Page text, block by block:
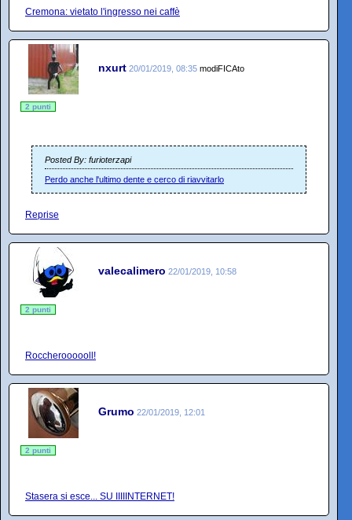
Cremona: vietato l'ingresso nei caffè
nxurt 20/01/2019, 08:35 modiFICAto
2 punti
Posted By: furioterzapi
Perdo anche l'ultimo dente e cerco di riavvitarlo
Reprise
valecalimero 22/01/2019, 10:58
2 punti
Roccheroooooll!
Grumo 22/01/2019, 12:01
2 punti
Stasera si esce... SU IIIIINTERNET!